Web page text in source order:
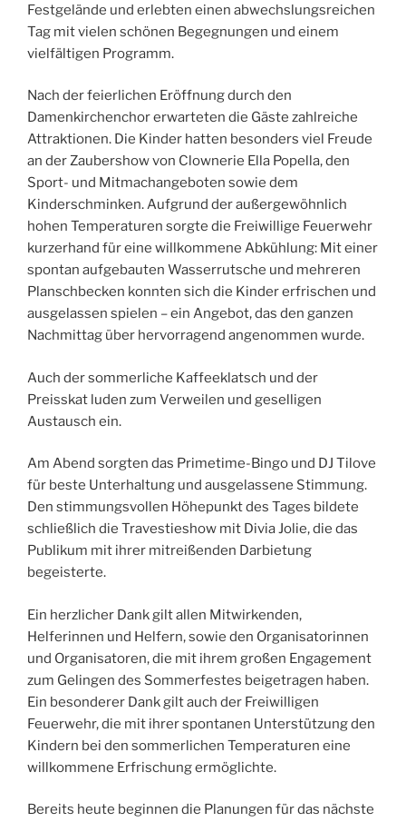
Festgelände und erlebten einen abwechslungsreichen
Tag mit vielen schönen Begegnungen und einem
vielfältigen Programm.
Nach der feierlichen Eröffnung durch den
Damenkirchenchor erwarteten die Gäste zahlreiche
Attraktionen. Die Kinder hatten besonders viel Freude
an der Zaubershow von Clownerie Ella Popella, den
Sport- und Mitmachangeboten sowie dem
Kinderschminken. Aufgrund der außergewöhnlich
hohen Temperaturen sorgte die Freiwillige Feuerwehr
kurzerhand für eine willkommene Abkühlung: Mit einer
spontan aufgebauten Wasserrutsche und mehreren
Planschbecken konnten sich die Kinder erfrischen und
ausgelassen spielen – ein Angebot, das den ganzen
Nachmittag über hervorragend angenommen wurde.
Auch der sommerliche Kaffeeklatsch und der
Preisskat luden zum Verweilen und geselligen
Austausch ein.
Am Abend sorgten das Primetime-Bingo und DJ Tilove
für beste Unterhaltung und ausgelassene Stimmung.
Den stimmungsvollen Höhepunkt des Tages bildete
schließlich die Travestieshow mit Divia Jolie, die das
Publikum mit ihrer mitreißenden Darbietung
begeisterte.
Ein herzlicher Dank gilt allen Mitwirkenden,
Helferinnen und Helfern, sowie den Organisatorinnen
und Organisatoren, die mit ihrem großen Engagement
zum Gelingen des Sommerfestes beigetragen haben.
Ein besonderer Dank gilt auch der Freiwilligen
Feuerwehr, die mit ihrer spontanen Unterstützung den
Kindern bei den sommerlichen Temperaturen eine
willkommene Erfrischung ermöglichte.
Bereits heute beginnen die Planungen für das nächste